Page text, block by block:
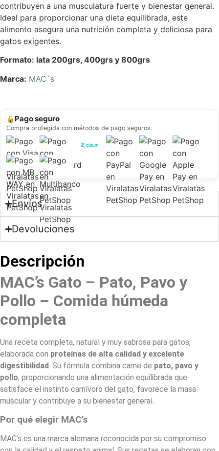
contribuyen a una musculatura fuerte y bienestar general.
Ideal para proporcionar una dieta equilibrada, este
alimento asegura una nutrición completa y deliciosa para
gatos exigentes.
Formato: lata 200grs, 400grs y 800grs
Marca: MAC´s
🔒 Pago seguro
Compra protegida con métodos de pago seguros.
Envíos
Devoluciones
Descripción
MAC’s Gato – Pato, Pavo y
Pollo – Comida húmeda
completa
Una receta completa, natural y muy sabrosa para gatos,
elaborada con proteínas de alta calidad y excelente
digestibilidad. Su fórmula combina carne de pato, pavo y
pollo, proporcionando una alimentación equilibrada que
satisface el instinto carnívoro del gato, favorece la masa
muscular y contribuye a su bienestar general.
Por qué elegir MAC’s
MAC’s es una marca alemana reconocida por su compromiso